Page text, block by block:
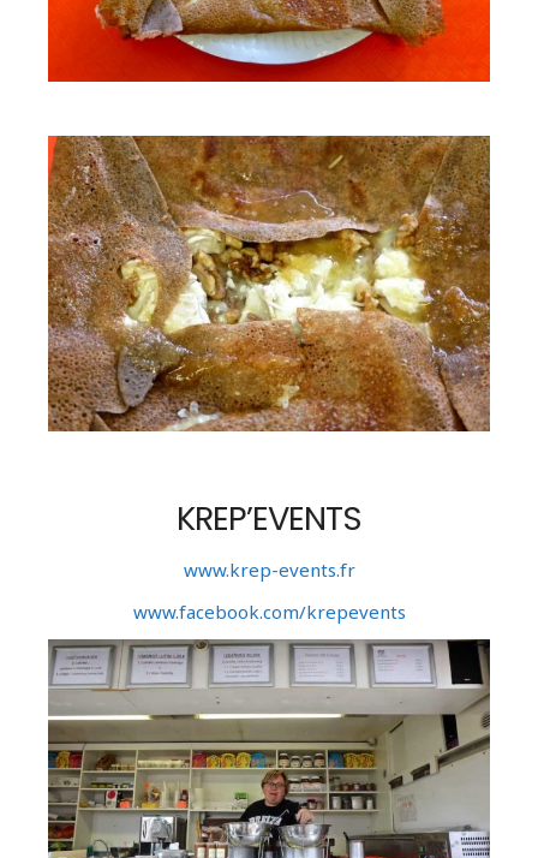
KREP’EVENTS
www.krep-events.fr
www.facebook.com/krepevents